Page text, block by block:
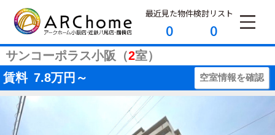
最近見た物件
0
検討リスト
0
サンコーポラス小阪（2室）
賃料 7.8万円～ 空室情報を確認